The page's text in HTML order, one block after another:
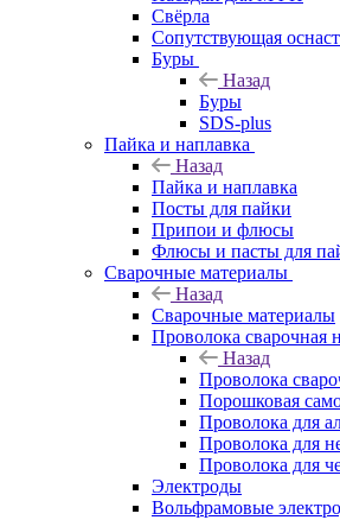
Свёрла
Сопутствующая
Буры
Назад
Буры
SDS-plus
Пайка и наплавка
Назад
Пайка и наплавка
Посты для пайки
Припои и флюсы
Флюсы и пасты для
Сварочные материалы
Назад
Сварочные материалы
Проволока сварочная
Назад
Проволока
Порошковая
Проволока для
Проволока для
Проволока для
Электроды
Вольфрамовые